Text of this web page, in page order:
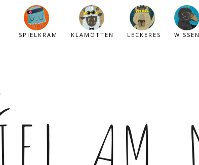
SPIELKRAM KLAMOTTEN LECKERES WISSEN